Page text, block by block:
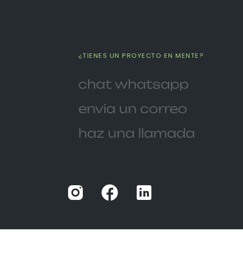
¿TIENES UN PROYECTO EN MENTE?
chat whatsapp
envia un correo
haz una llamada